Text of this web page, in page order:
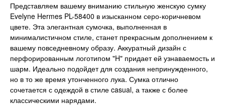
Представляем вашему вниманию стильную женскую сумку
Evelyne Hermes PL-58400 в изысканном серо-коричневом
цвете. Эта элегантная сумочка, выполненная в
минималистичном стиле, станет прекрасным дополнением к
вашему повседневному образу. Аккуратный дизайн с
перфорированным логотипом "H" придает ей узнаваемость и
шарм. Идеально подойдет для создания непринужденного,
но в то же время утонченного лука. Сумка отлично
сочетается с одеждой в стиле casual, а также с более
классическими нарядами.